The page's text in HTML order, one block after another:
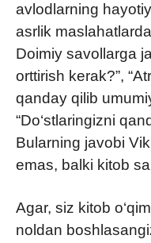
avlodlarning
asrlik
Doimiy savollarga
orttirish kerak?”,
qanday qilib
“Do‘stlaringizni
Bularning javobi
emas, balki kitob
Agar, siz kitob
noldan